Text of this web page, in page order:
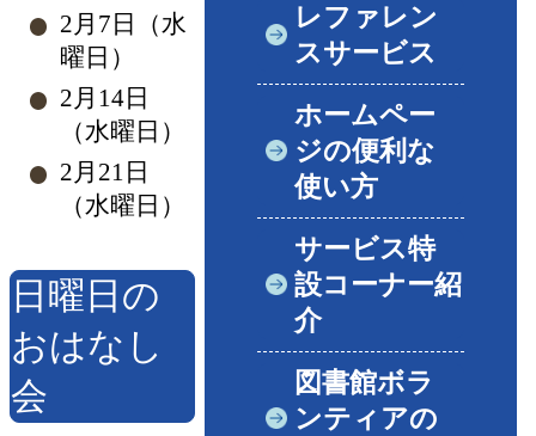
2月7日（水
曜日）
2月14日
（水曜日）
2月21日
（水曜日）
日曜日の
おはなし
会
レファレン
スサービス
ホームペー
ジの便利な
使い方
サービス特
設コーナー紹
介
図書館ボラ
ンティアの